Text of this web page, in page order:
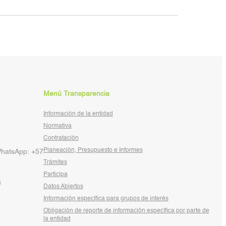
+57
Menú Transparencia
Información de la entidad
Normativa
Contratación
Planeación, Presupuesto e Informes
Trámites
Participa
Datos Abiertos
Información específica para grupos de interés
Obligación de reporte de información específica por parte de
la entidad